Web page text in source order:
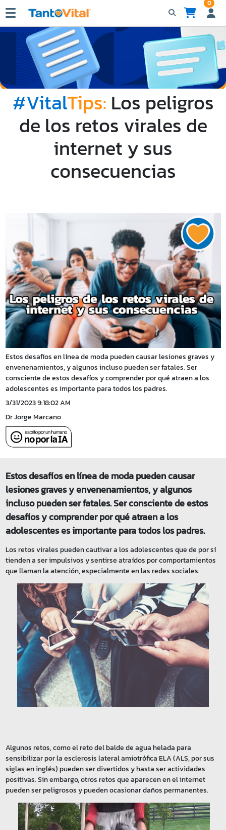
0
#VitalTips: Los peligros
de los retos virales de
internet y sus
consecuencias
Estos desafíos en línea de moda pueden causar lesiones graves y
envenenamientos, y algunos incluso pueden ser fatales. Ser
consciente de estos desafíos y comprender por qué atraen a los
adolescentes es importante para todos los padres.
3/31/2023 9:18:02 AM
Dr Jorge Marcano
Estos desafíos en línea de moda pueden causar
lesiones graves y envenenamientos, y algunos
incluso pueden ser fatales. Ser consciente de estos
desafíos y comprender por qué atraen a los
adolescentes es importante para todos los padres.
Los retos virales pueden cautivar a los adolescentes que de por sí
tienden a ser impulsivos y sentirse atraídos por comportamientos
que llaman la atención, especialmente en las redes sociales.
Algunos retos, como el reto del balde de agua helada para
sensibilizar por la esclerosis lateral amiotrófica ELA (ALS, por sus
siglas en inglés) pueden ser divertidos y hasta ser actividades
positivas. Sin embargo, otros retos que aparecen en el internet
pueden ser peligrosos y pueden ocasionar daños permanentes.